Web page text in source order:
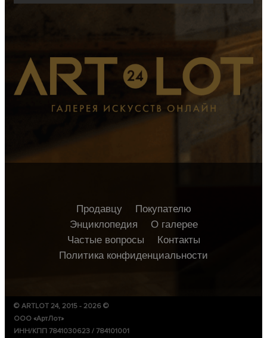
Продавцу
Покупателю
Энциклопедия
О галерее
Частые вопросы
Контакты
Политика конфиденциальности
© ARTLOT 24, 2015 - 2026 ©
ООО «АртЛот»
ИНН/КПП 7841030623 / 784101001